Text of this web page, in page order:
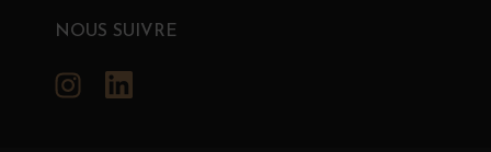
NOUS SUIVRE
Instagram